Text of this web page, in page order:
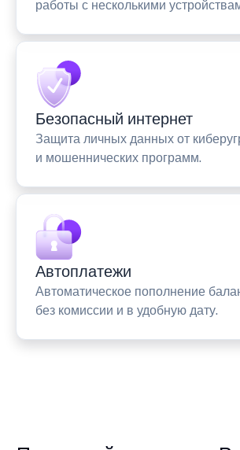
работы с несколькими
Безопасный интернет
Защита личных данных от
и мошеннических программ.
Автоплатежи
Автоматическое пополнение
без комиссии и в удобную дату.